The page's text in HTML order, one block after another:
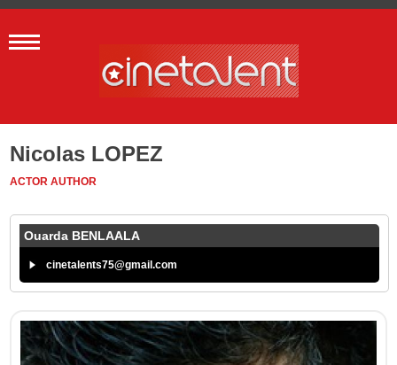
Nicolas LOPEZ
ACTORAUTHOR
Ouarda BENLAALA
cinetalents75@gmail.com